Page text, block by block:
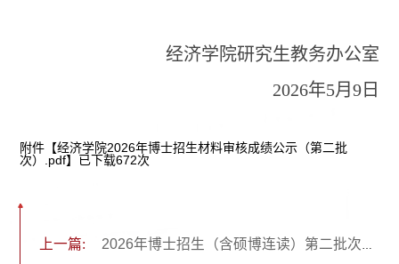
经济学院研究生教务办公室
2026年5月9日
附件【经济学院2026年博士招生材料审核成绩公示（第二批
次）.pdf】已下载672次
上一篇: 2026年博士招生（含硕博连读）第二批次成绩公示